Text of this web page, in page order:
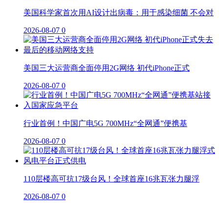
美国科学家首次用AI设计出病毒：用于感染细菌 不会对
2026-08-07 0
美国三大运营商全面停用2G网络 初代iPhone正式
2026-08-07 0
行业首例！中国广电5G 700MHz“全网通”便携基
2026-08-07 0
110层楼高可抗17级台风！全球首座16兆瓦张力腿浮
2026-08-07 0